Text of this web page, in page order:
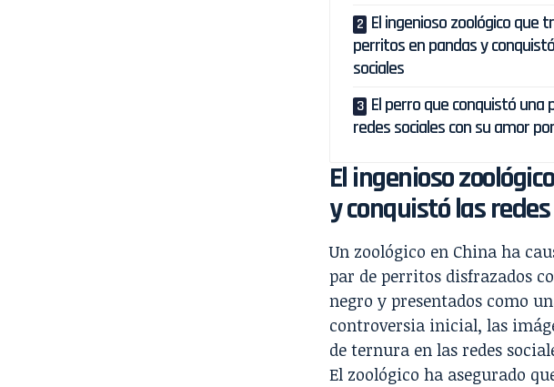
El ingenioso zoológico que
perritos en pandas y
sociales
El perro que conquistó una
redes sociales con su amor
El ingenioso
y conquistó las
Un zoológico en China ha
par de perritos disfrazados
negro y presentados como
controversia inicial, las
de ternura en las redes
El zoológico ha asegurado